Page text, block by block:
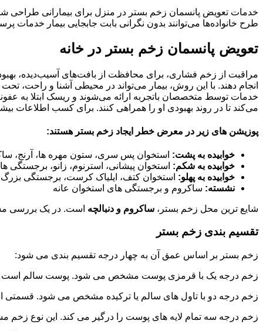
خدمات تعویض پانسمان زخم بستر در منزل برای بیمارانی طراحی
طرح خانواده‌ها می‌توانند بدون نگرانی بابت جابجایی بیمار خدمات
تعویض پانسمان زخم بستر در خانه
مراقبت از زخم فشاری، برای محافظت از بافت‌های آسیب‌دیده،
انجام دهند. با این روش، بیمار می‌تواند در محیطی آشنا و راحت،
خدمات توسط متخصصان باتجربه ارائه می‌شوند و ریسک ابتلا به
می‌کند تا در روند بهبودی او را همراهی کنند. برای کسب اطلاعات
پوزیشن های زیر در معرض خطر ایجاد زخم بستر هستند:
خوابیده به پشت: استخوان پس سری، ستون مهره ها، آرنج،
خوابیده به شکم: استخوان پیشانی، استرنوم، زانو، برجستگی
خوابیده به پهلو: استخوان کتف، ایلیاک کرست، برجستگی
نشسته: ساکروم و برجستگی های استخوان عانه
شایع ترین محل زخم بستر، ساکروم و دنبالچه است. در یک بررسی مشخص شد که 96% این زخمها در زیر سطح ناف می باشند و
تقسیم بندی زخم بستر
زخم بستر بر اساس عمق آن به چهار درجه تقسیم بندی می شود:
زخم درجه یک با قرمزی پوست مشخص می شود. پوست سالم است و
زخم درجه دو با تاول های سالم یا ترکیده مشخص می شود. قسمتی
زخم درجه سه تمام لایه های پوست را درگیر می کند. این نوع